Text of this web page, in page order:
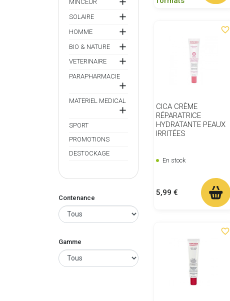
MINCEUR
SOLAIRE 
HOMME 
BIO & NATURE 
VETERINAIRE 
PARAPHARMACIE

MATERIEL MEDICAL

SPORT
PROMOTIONS
DESTOCKAGE
Contenance
Gamme
favorite_border
CICA CRÈME
RÉPARATRICE
HYDRATANTE PEAUX
IRRITÉES
En stock
Prix
5,99 €
favorite_border